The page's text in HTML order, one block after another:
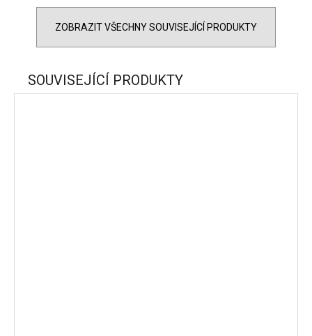
ZOBRAZIT VŠECHNY SOUVISEJÍCÍ PRODUKTY
SOUVISEJÍCÍ PRODUKTY